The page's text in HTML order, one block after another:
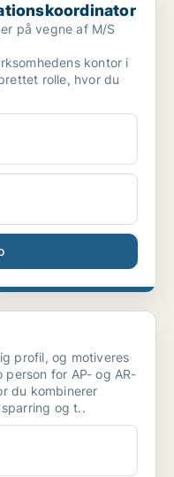
på vegne af M/S
kontor i
rolle, hvor du
profil, og motiveres
for AP- og AR-
du kombinerer
og t..